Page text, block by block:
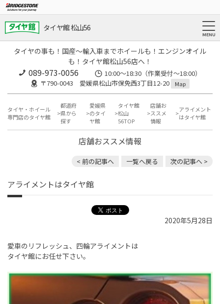
タイヤ館 松山56
タイヤの事も！国産～輸入車までホイールも！エンジンオイル
も！タイヤ館松山56店へ！
089-973-0056
10:00～18:30（作業受付～18:00）
〒790-0043 愛媛県松山市保免西3丁目12-20
Map
タイヤ・ホイール
専門店のタイヤ館
都道府
県から
探す
愛媛県
のタイ
ヤ館
タイヤ館
松山
56TOP
店舗お
ススメ
情報
アライメント
はタイヤ館
店舗おススメ情報
< 前の記事へ 一覧へ戻る 次の記事へ >
アライメントはタイヤ館
2020年5月28日
愛車のリフレッシュ、四輪アライメントは
タイヤ館にお任せ下さい。